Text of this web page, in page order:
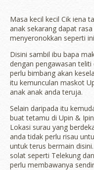
Masa kecil kecil Cik iena
anak sekarang dapat
menyeronokkan seperti
Disini sambil ibu bapa
dengan pengawasan
perlu bimbang akan
itu kemunculan maskot
anak anak anda teruja.
Selain daripada itu
buat tetamu di Upin &
Lokasi surau yang
anda tidak perlu risau
untuk terus bermain
solat seperti Telekung
perlu membawanya